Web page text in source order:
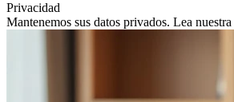
Privacidad
Mantenemos sus datos privados. Lea nuestra